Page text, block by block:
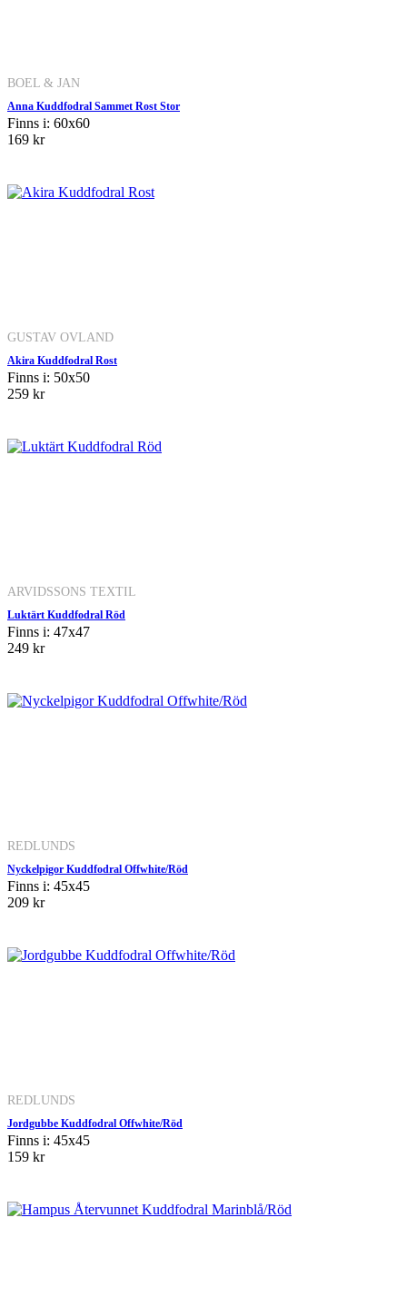
BOEL & JAN
Anna Kuddfodral Sammet Rost Stor
Finns i: 60x60
169 kr
GUSTAV OVLAND
Akira Kuddfodral Rost
Finns i: 50x50
259 kr
ARVIDSSONS TEXTIL
Luktärt Kuddfodral Röd
Finns i: 47x47
249 kr
REDLUNDS
Nyckelpigor Kuddfodral Offwhite/Röd
Finns i: 45x45
209 kr
REDLUNDS
Jordgubbe Kuddfodral Offwhite/Röd
Finns i: 45x45
159 kr